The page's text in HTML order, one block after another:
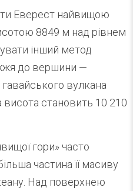
Еверест найвищою
8849 м над рівнем
інший метод
до вершини —
вулкана
становить 10 210
гори» часто
частина її масиву
Над поверхнею